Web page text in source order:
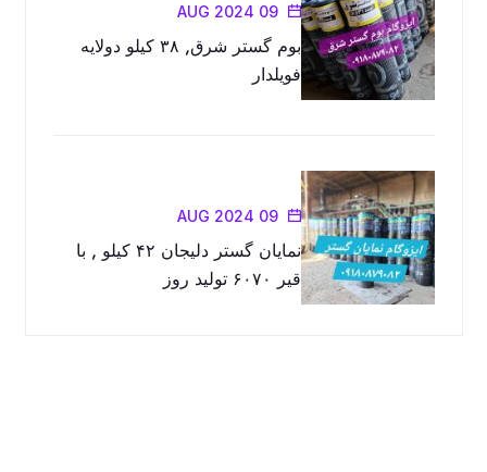
09 AUG 2024
بوم گستر شرق, ۳۸ کیلو دولایه
فویلدار
09 AUG 2024
نمایان گستر دلیجان ۴۲ کیلو , با
قیر ۶۰۷۰ تولید روز